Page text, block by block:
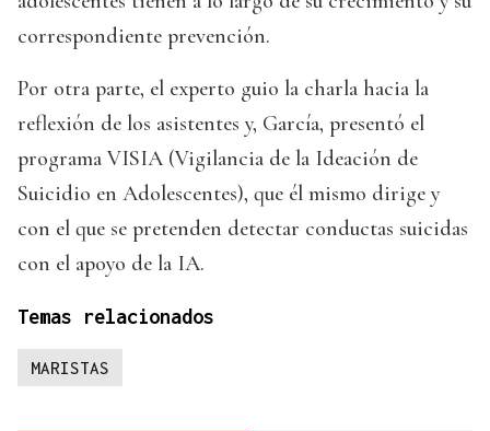
correspondiente prevención.
Por otra parte, el experto guio la charla hacia la
reflexión de los asistentes y, García, presentó el
programa VISIA (Vigilancia de la Ideación de
Suicidio en Adolescentes), que él mismo dirige y
con el que se pretenden detectar conductas suicidas
con el apoyo de la IA.
Temas relacionados
MARISTAS